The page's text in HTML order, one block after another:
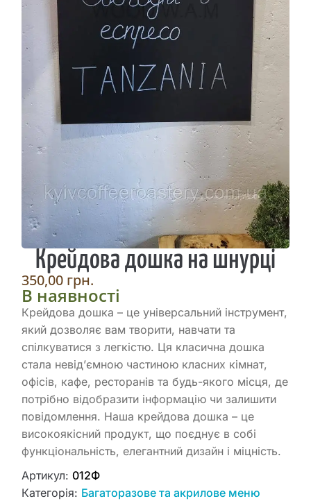
Крейдова дошка на шнурці
350,00 грн.
В наявності
Крейдова дошка – це універсальний інструмент,
який дозволяє вам творити, навчати та
спілкуватися з легкістю. Ця класична дошка
стала невід’ємною частиною класних кімнат,
офісів, кафе, ресторанів та будь-якого місця, де
потрібно відобразити інформацію чи залишити
повідомлення. Наша крейдова дошка – це
високоякісний продукт, що поєднує в собі
функціональність, елегантний дизайн і міцність.
Артикул: 012Ф
Категорія: Багаторазове та акрилове меню